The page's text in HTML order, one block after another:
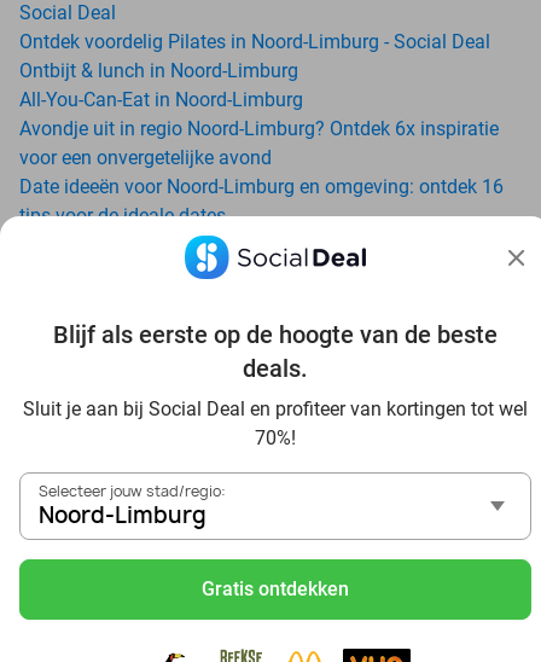
Blijf als eerste op de hoogte van de beste
deals.
Sluit je aan bij Social Deal en profiteer van kortingen tot wel
70%!
Selecteer jouw stad/regio:
Noord-Limburg
Gratis ontdekken
Social Deal
Ontdek voordelig Pilates in Noord-Limburg - Social Deal
Ontbijt & lunch in Noord-Limburg
All-You-Can-Eat in Noord-Limburg
Avondje uit in regio Noord-Limburg? Ontdek 6x inspiratie
voor een onvergetelijke avond
Date ideeën voor Noord-Limburg en omgeving: ontdek 16
tips voor de ideale dates
Bezoek Aquadroom Sauna & Wellness in Maaseik met
Social Deal: geniet met korting van een dagje wellness
trampolineparadijs
Dagje uit naar Pairi Daiza vanaf Noord-Limburg: verwonder
Ontdek de beste restaurants in Noord-Limburg via Social
Voordelig sushi scoren? Ontdek de beste sushi restaurants
in Noord-Limburg en omgeving
Schoonheidsspecialisten in Noord-Limburg: voordelige
beautydeals
Schoonheidssalons in Noord-Limburg: voordelige beauty-
arrangementen
Met korting zwemmen bij zwembaden in regio Noord-